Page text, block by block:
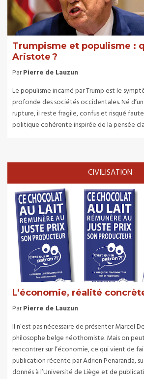
Trumpisme et populisme :
Aristote ?
ParPierre de Lauzun
Le populisme incarné par Trump est le
profonde des sociétés occidentales. Né
rupture, il reste fragile, confus et risqué faute
politique cohérente inspirée de la pensée
CIVILISATION
L’économie, réalité
ParPierre de Lauzun
Il n’est pas nécessaire de présenter Marcel
philosophe belge néothomiste. Mais on
rencontrer sur l’économie, ce qui vient de
publication récente par Adrien Penaranda,
donnés à l’Université de Liège et de